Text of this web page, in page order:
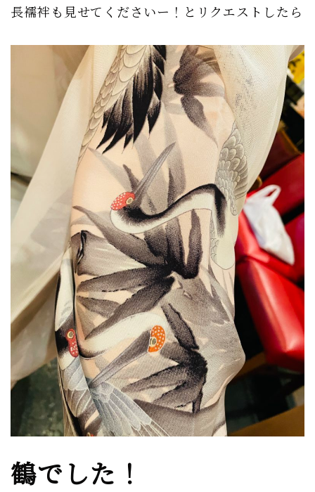
長襦袢も見せてくださいー！とリクエストしたら
鶴でした！